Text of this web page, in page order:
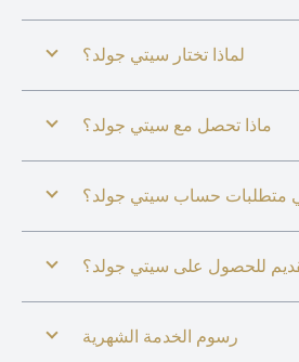
لماذا تختار سيتي جولد؟
ماذا تحصل مع سيتي جولد؟
متطلبات حساب سيتي جولد؟
للحصول على سيتي جولد؟
رسوم الخدمة الشهرية